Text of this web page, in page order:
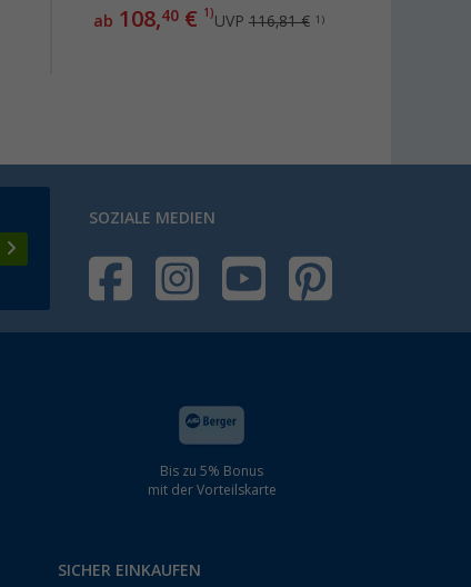
ab 108,40€ 1)UVP 116,81 € 1)
SOZIALE MEDIEN
Bis zu 5% Bonus
mit der Vorteilskarte
SICHER EINKAUFEN